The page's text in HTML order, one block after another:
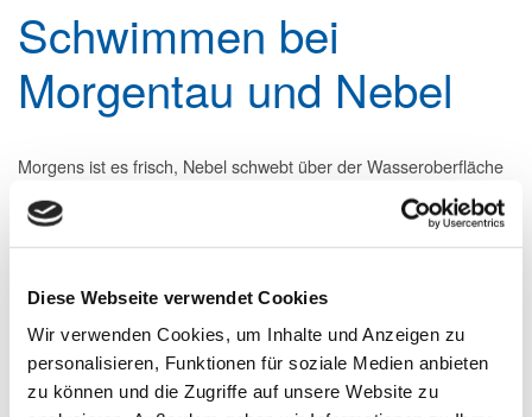
Diese Webseite verwendet Cookies
Wir verwenden Cookies, um Inhalte und Anzeigen zu
personalisieren, Funktionen für soziale Medien anbieten
zu können und die Zugriffe auf unsere Website zu
Schwimmen bei
Morgentau und Nebel
Morgens ist es frisch, Nebel schwebt über der Wasseroberfläche
Dunst. Dennoch steigen bei jeder Gelegenheit wetterfeste
Schwimmerinnen und Schwimmer in das auf 23 Grad erwärmte
„Frühschwimmer“ nennen sie sich. Sie halten den ganzen
Sommer über dem Alsfelder Freibad die Treue und tun dies auch
im Winter. Denn bei uns kann man dreimal in der Woche -
montags, mittwochs und freitags - bereits um 7 Uhr in die Fluten
steigen und seine Bahnen ziehen.